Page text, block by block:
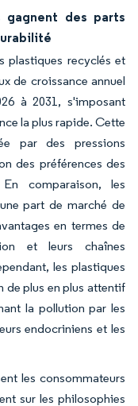
gagnent des parts
plastiques recyclés et
de croissance annuel
à 2031, s'imposant
la plus rapide. Cette
par des pressions
des préférences des
comparaison, les
part de marché de
en termes de
et leurs chaînes
les plastiques
de plus en plus attentif
la pollution par les
endocriniens et les
les consommateurs
sur les philosophies